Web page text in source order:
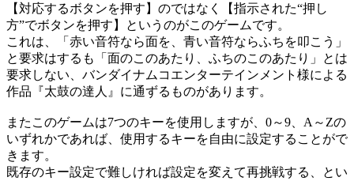
【対応するボタンを押す】のではなく【指示された“押し
方”でボタンを押す】というのがこのゲームです。
これは、「赤い音符なら面を、青い音符ならふちを叩こう」
と要求はするも「面のこのあたり、ふちのこのあたり」とは
要求しない、バンダイナムコエンターテインメント様による
作品『太鼓の達人』に通ずるものがあります。
またこのゲームは7つのキーを使用しますが、0～9、A～Zの
いずれかであれば、使用するキーを自由に設定することがで
きます。
既存のキー設定で難しければ設定を変えて再挑戦する、とい